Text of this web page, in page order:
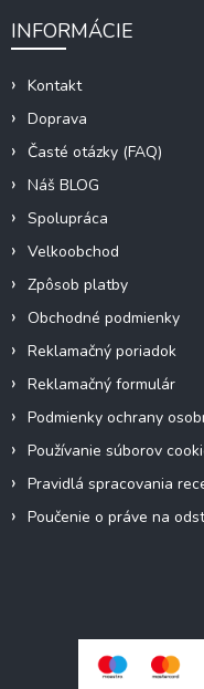
INFORMÁCIE
Kontakt
Doprava
Časté otázky (FAQ)
Náš BLOG
Spolupráca
Velkoobchod
Zpôsob platby
Obchodné podmienky
Reklamačný poriadok
Reklamačný formulár
Podmienky ochrany
Používanie súborov
Pravidlá spracovania
Poučenie o práve na